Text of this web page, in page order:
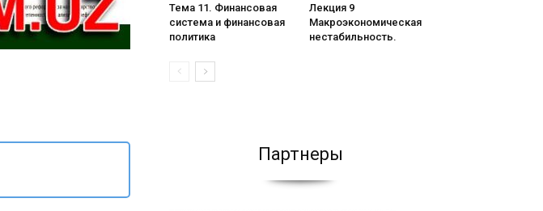
Тема 11. Финансовая
система и финансовая
политика
Лекция 9
Макроэкономическая
нестабильность.
Партнеры